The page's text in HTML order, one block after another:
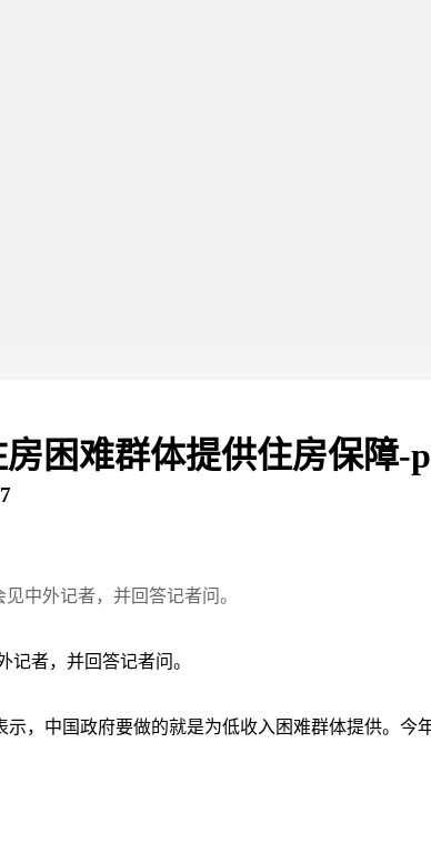
困难群体提供住房保障-
中外记者，并回答记者问。
记者，并回答记者问。
，中国政府要做的就是为低收入困难群体提供。今